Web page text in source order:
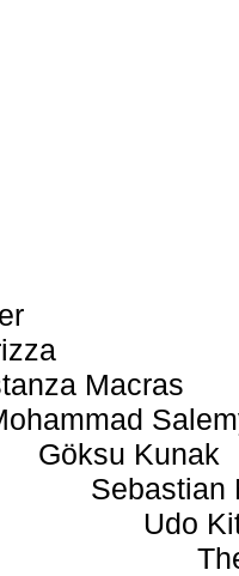
Macras
Göksu Kunak
Sebastian
Udo